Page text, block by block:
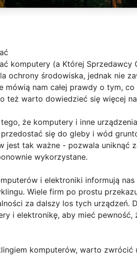
komputery (a Której
ochrony środowiska, jednak nie
nam całej prawdy o tym,
też warto dowiedzieć się więcej
że komputery i inne
się do gleby i wód
jest tak ważne - pozwala uniknąć
wykorzystane.
i elektroniki informują
Wiele firm po prostu
za dalszy los tych urządzeń.
i elektronikę, aby mieć
komputerów, warto